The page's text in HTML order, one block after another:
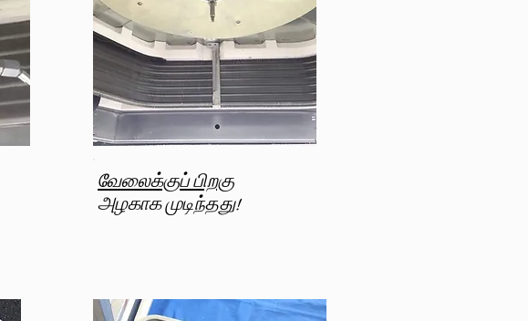
வேலைக்குப் பிறகு
அழகாக முடிந்தது!